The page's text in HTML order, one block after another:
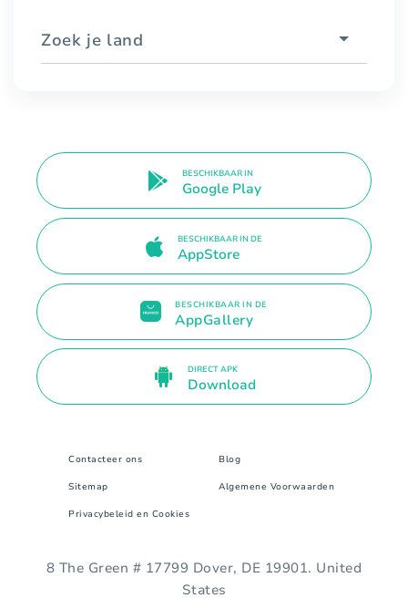
Zoek je land
BESCHIKBAAR IN
Google Play
BESCHIKBAAR IN DE
AppStore
BESCHIKBAAR IN DE
AppGallery
DIRECT APK
Download
Contacteer ons Blog
Sitemap Algemene Voorwaarden
Privacybeleid en Cookies
8 The Green # 17799 Dover, DE 19901. United
States